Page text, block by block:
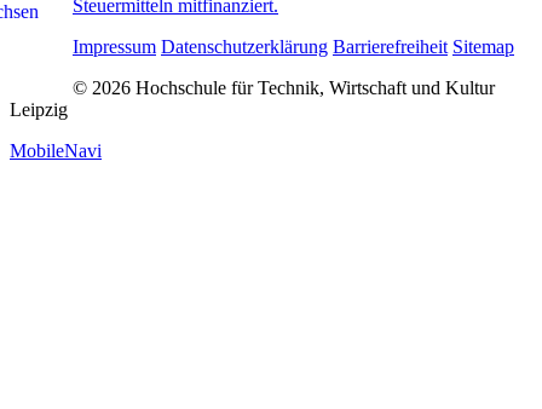
Steuermitteln mitfinanziert.
Impressum Datenschutzerklärung Barrierefreiheit Sitemap
© 2026 Hochschule für Technik, Wirtschaft und Kultur
Leipzig
MobileNavi